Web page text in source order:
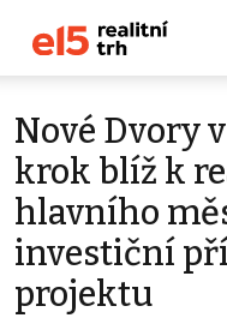
Nové Dvory
krok blíž k
hlavního
investiční
projektu